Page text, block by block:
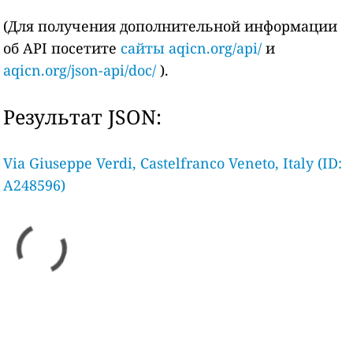
(Для получения дополнительной информации
об API посетите сайты aqicn.org/api/ и
aqicn.org/json-api/doc/ ).
Результат JSON:
Via Giuseppe Verdi, Castelfranco Veneto, Italy (ID:
A248596)